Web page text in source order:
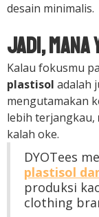
desain minimalis.
Jadi, Mana
Kalau fokusmu
plastisol adalah
mengutamakan
lebih terjangkau,
kalah oke.
DYOTees
plastisol
produksi
clothing